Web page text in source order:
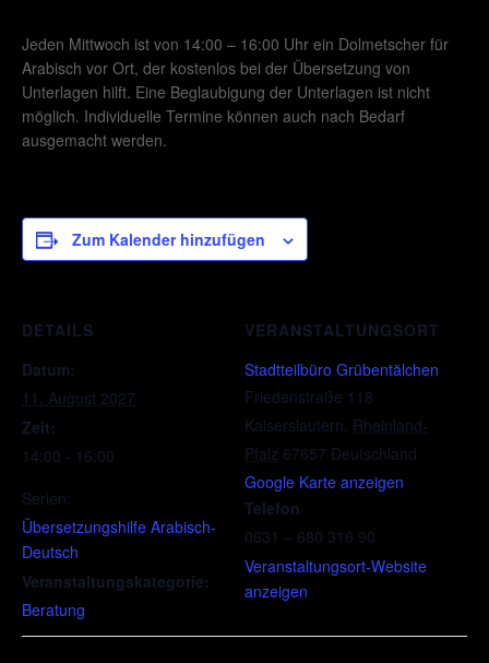
Jeden Mittwoch ist von 14:00 – 16:00 Uhr ein Dolmetscher für
Arabisch vor Ort, der kostenlos bei der Übersetzung von
Unterlagen hilft. Eine Beglaubigung der Unterlagen ist nicht
möglich. Individuelle Termine können auch nach Bedarf
ausgemacht werden.
Zum Kalender hinzufügen
DETAILS
Datum:
11. August 2027
Zeit:
14:00 - 16:00
Serien:
Übersetzungshilfe Arabisch-
Deutsch
Veranstaltungskategorie:
Beratung
VERANSTALTUNGSORT
Stadtteilbüro Grübentälchen
Friedenstraße 118
Kaiserslautern, Rheinland-
Pfalz 67657 Deutschland
Google Karte anzeigen
Telefon
0631 – 680 316 90
Veranstaltungsort-Website
anzeigen